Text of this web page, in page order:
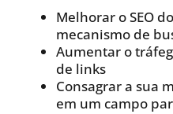
Melhorar o SEO
mecanismo de
Aumentar o
de links
Consagrar a sua
em um campo